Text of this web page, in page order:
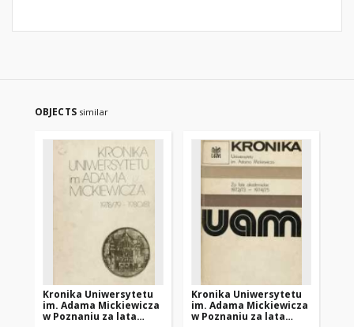
OBJECTS similar
Kronika Uniwersytetu
im. Adama Mickiewicza
w Poznaniu za lata
Kronika Uniwersytetu
im. Adama Mickiewicza
w Poznaniu za lata